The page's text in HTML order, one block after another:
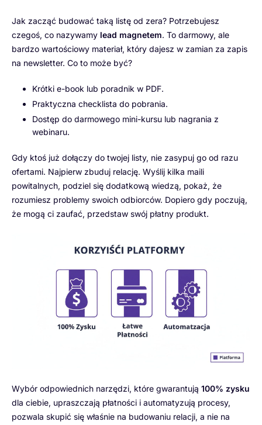
Jak zacząć budować taką listę od zera? Potrzebujesz
czegoś, co nazywamy lead magnetem. To darmowy, ale
bardzo wartościowy materiał, który dajesz w zamian za zapis
na newsletter. Co to może być?
Krótki e-book lub poradnik w PDF.
Praktyczna checklista do pobrania.
Dostęp do darmowego mini-kursu lub nagrania z
webinaru.
Gdy ktoś już dołączy do twojej listy, nie zasypuj go od razu
ofertami. Najpierw zbuduj relację. Wyślij kilka maili
powitalnych, podziel się dodatkową wiedzą, pokaż, że
rozumiesz problemy swoich odbiorców. Dopiero gdy poczują,
że mogą ci zaufać, przedstaw swój płatny produkt.
Wybór odpowiednich narzędzi, które gwarantują 100% zysku
dla ciebie, upraszczają płatności i automatyzują procesy,
pozwala skupić się właśnie na budowaniu relacji, a nie na